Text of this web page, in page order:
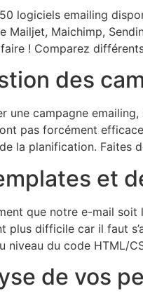
logiciels emailing
Mailjet, Maichimp,
! Comparez
des
une campagne
pas forcément
la planification. Faites
et
que notre e-mail soit
plus difficile car il faut
niveau du code HTML/
de vos